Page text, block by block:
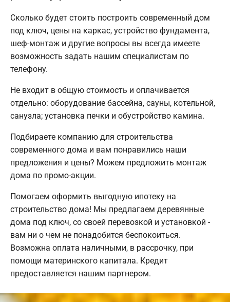
Сколько будет стоить построить современный дом
под ключ, цены на каркас, устройство фундамента,
шеф-монтаж и другие вопросы вы всегда имеете
возможность задать нашим специалистам по
телефону.
Не входит в общую стоимость и оплачивается
отдельно: оборудование бассейна, сауны, котельной,
санузла; установка печки и обустройство камина.
Подбираете компанию для строительства
современного дома и вам понравились наши
предложения и цены? Можем предложить монтаж
дома по промо-акции.
Помогаем оформить выгодную ипотеку на
строительство дома! Мы предлагаем деревянные
дома под ключ, со своей перевозкой и установкой -
вам ни о чем не понадобится беспокоиться.
Возможна оплата наличными, в рассрочку, при
помощи материнского капитала. Кредит
предоставляется нашим партнером.